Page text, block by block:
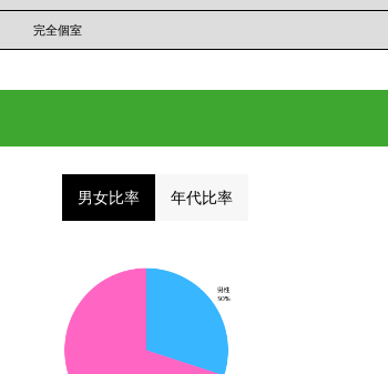
完全個室
男女比率 年代比率